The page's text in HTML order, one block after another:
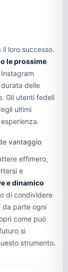
loro successo.
le prossime
delle
Gli utenti fedeli
ultimi
vantaggio
effimero,
e
e dinamico
di condividere
da parte ogni
come può
si
strumento.